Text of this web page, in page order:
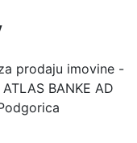
prodaju imovine -
BANKE AD